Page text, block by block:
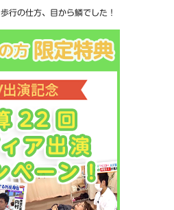
歩行の仕方、目から鱗でした！